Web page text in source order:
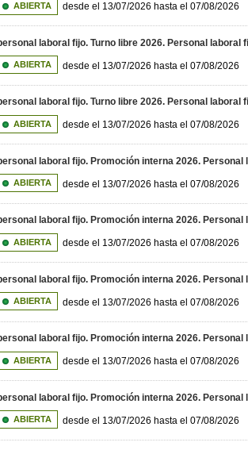
ABIERTA desde el 13/07/2026 hasta el 07/08/2026
laboral fijo. Turno libre 2026. Personal laboral
ABIERTA desde el 13/07/2026 hasta el 07/08/2026
laboral fijo. Turno libre 2026. Personal
ABIERTA desde el 13/07/2026 hasta el 07/08/2026
laboral fijo. Promoción interna 2026. Personal
ABIERTA desde el 13/07/2026 hasta el 07/08/2026
laboral fijo. Promoción interna 2026.
ABIERTA desde el 13/07/2026 hasta el 07/08/2026
laboral fijo. Promoción interna 2026.
ABIERTA desde el 13/07/2026 hasta el 07/08/2026
laboral fijo. Promoción interna 2026.
ABIERTA desde el 13/07/2026 hasta el 07/08/2026
laboral fijo. Promoción interna 2026.
ABIERTA desde el 13/07/2026 hasta el 07/08/2026